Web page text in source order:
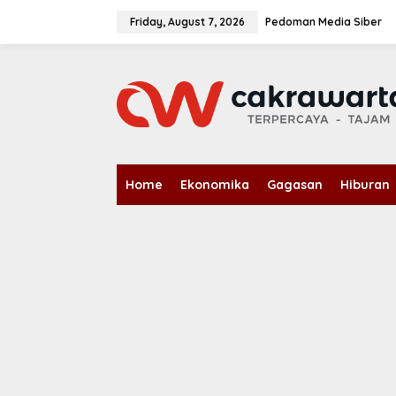
Friday, August 7, 2026 Pedoman Media Siber
Home Ekonomika Gagasan Hiburan